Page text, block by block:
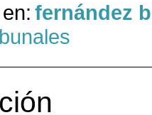
fernández